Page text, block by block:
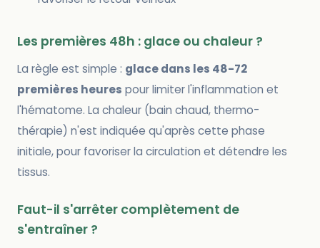
Les premières 48h : glace ou chaleur ?
La règle est simple : glace dans les 48-72
premières heures pour limiter l'inflammation et
l'hématome. La chaleur (bain chaud, thermo-
thérapie) n'est indiquée qu'après cette phase
initiale, pour favoriser la circulation et détendre les
tissus.
Faut-il s'arrêter complètement de
s'entraîner ?